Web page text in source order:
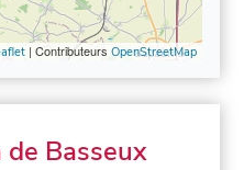
| Contributeurs OpenStreetMap
Basseux